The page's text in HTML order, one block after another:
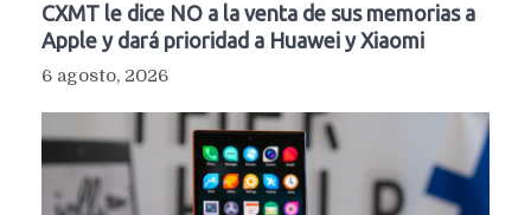
CXMT le dice NO a la venta de sus memorias a
Apple y dará prioridad a Huawei y Xiaomi
6 agosto, 2026